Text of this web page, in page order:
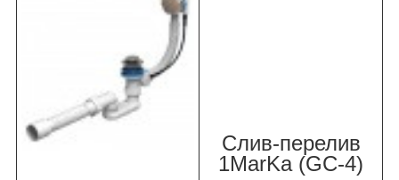
Слив-перелив
1MarKa (GC-4)